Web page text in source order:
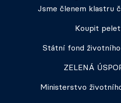
Jsme členem klastru
Koupit
Státní fond
ZELENÁ
Ministerstvo